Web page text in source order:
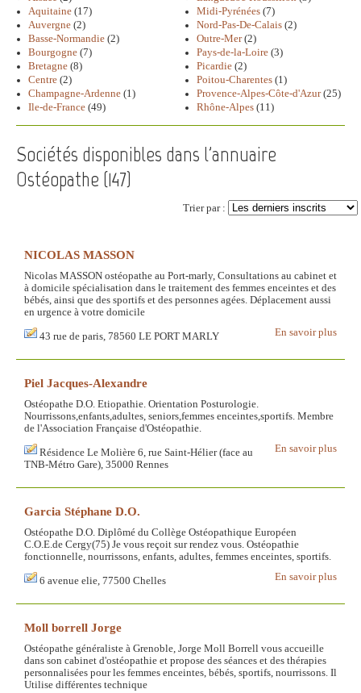
Aquitaine (17)
Auvergne (2)
Basse-Normandie (2)
Bourgogne (7)
Bretagne (8)
Centre (2)
Champagne-Ardenne (1)
Ile-de-France (49)
Midi-Pyrénées (7)
Nord-Pas-De-Calais (2)
Outre-Mer(2)
Pays-de-la-Loire (3)
Picardie (2)
Poitou-Charentes (1)
Provence-Alpes-Côte-d'Azur(25)
Rhône-Alpes (11)
Sociétés disponibles dans l'annuaire
Ostéopathe (147)
Trier par :
NICOLAS MASSON
Nicolas MASSON ostéopathe au Port-marly, Consultations au cabinet et
à domicile spécialisation dans le traitement des femmes enceintes et des
bébés, ainsi que des sportifs et des personnes agées. Déplacement aussi
en urgence à votre domicile
En savoir plus
43 rue de paris, 78560 LE PORT MARLY
Piel Jacques-Alexandre
Ostéopathe D.O. Etiopathie. Orientation Posturologie.
Nourrissons,enfants,adultes, seniors,femmes enceintes,sportifs. Membre
de l'Association Française d'Ostéopathie.
En savoir plus
Résidence Le Molière 6, rue Saint-Hélier (face au
TNB-Métro Gare), 35000 Rennes
Garcia Stéphane D.O.
Ostéopathe D.O. Diplômé du Collège Ostéopathique Européen
C.O.E.de Cergy(75) Je vous reçoit sur rendez vous. Ostéopathie
fonctionnelle, nourrissons, enfants, adultes, femmes enceintes, sportifs.
En savoir plus
6 avenue elie, 77500 Chelles
Moll borrell Jorge
Ostéopathe généraliste à Grenoble, Jorge Moll Borrell vous accueille
dans son cabinet d'ostéopathie et propose des séances et des thérapies
personnalisées pour les femmes enceintes, bébés, sportifs, nourrissons. Il
Utilise différentes technique